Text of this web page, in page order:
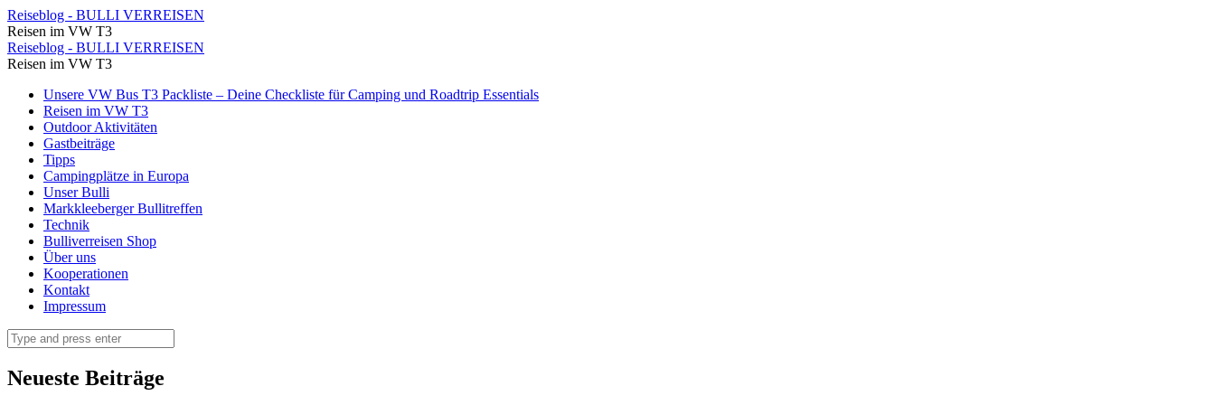
Den
Abend
verbringen
wir
gemütlich
am
Bus
Reiseblog
BULLI
VERREISEN
Reiseblog - BULLI VERREISEN
Reisen im VW T3
Den
Abend
verbringen
wir
gemütlich
am
Bus
Reiseblog
BULLI
VERREISEN
Reiseblog - BULLI VERREISEN
Reisen im VW T3
Skip
content
Unsere VW Bus T3 Packliste – Deine Checkliste für Camping und Roadtrip Essentials
Reisen im VW T3
Outdoor Aktivitäten
Gastbeiträge
Tipps
Campingplätze in Europa
Unser Bulli
Markkleeberger Bullitreffen
Technik
Bulliverreisen Shop
Über uns
Kooperationen
Kontakt
Impressum
Search
Neueste Beiträge